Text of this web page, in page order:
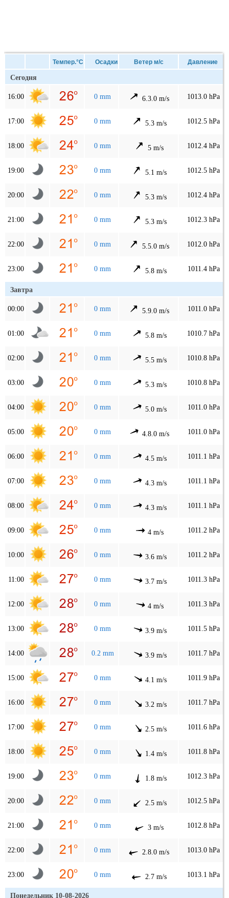
Темпер.°C Осадки Ветер м/с Давление
Сегодня
16:00 0 mm 6.3.0 m/s 1013.0 hPa
17:00 0 mm 5.3 m/s 1012.5 hPa
18:00 0 mm 5 m/s 1012.4 hPa
19:00 0 mm 5.1 m/s 1012.5 hPa
20:00 0 mm 5.3 m/s 1012.4 hPa
21:00 0 mm 5.3 m/s 1012.3 hPa
22:00 0 mm 5.5.0 m/s 1012.0 hPa
23:00 0 mm 5.8 m/s 1011.4 hPa
Завтра
00:00 0 mm 5.9.0 m/s 1011.0 hPa
01:00 0 mm 5.8 m/s 1010.7 hPa
02:00 0 mm 5.5 m/s 1010.8 hPa
03:00 0 mm 5.3 m/s 1010.8 hPa
04:00 0 mm 5.0 m/s 1011.0 hPa
05:00 0 mm 4.8.0 m/s 1011.0 hPa
06:00 0 mm 4.5 m/s 1011.1 hPa
07:00 0 mm 4.3 m/s 1011.1 hPa
08:00 0 mm 4.3 m/s 1011.1 hPa
09:00 0 mm 4 m/s 1011.2 hPa
10:00 0 mm 3.6 m/s 1011.2 hPa
11:00 0 mm 3.7 m/s 1011.3 hPa
12:00 0 mm 4 m/s 1011.3 hPa
13:00 0 mm 3.9 m/s 1011.5 hPa
14:00 0.2 mm 3.9 m/s 1011.7 hPa
15:00 0 mm 4.1 m/s 1011.9 hPa
16:00 0 mm 3.2 m/s 1011.7 hPa
17:00 0 mm 2.5 m/s 1011.6 hPa
18:00 0 mm 1.4 m/s 1011.8 hPa
19:00 0 mm 1.8 m/s 1012.3 hPa
20:00 0 mm 2.5 m/s 1012.5 hPa
21:00 0 mm 3 m/s 1012.8 hPa
22:00 0 mm 2.8.0 m/s 1013.0 hPa
23:00 0 mm 2.7 m/s 1013.1 hPa
Понедельник 10-08-2026